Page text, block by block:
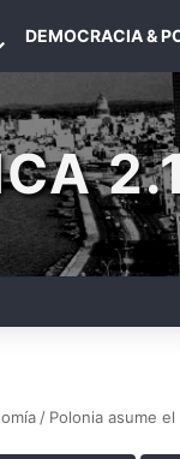
DEMOCRACIA &
/ Polonia asume